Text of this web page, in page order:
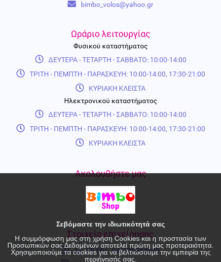
Σεβόμαστε την ιδιωτικότητά σας
Η συμμόρφωση μας στη χρήση Cookies και η προστασία των
Προσωπικών σας Δεδομένων αποτελεί πρώτη μας προτεραιότητα.
Χρησιμοποιούμε τα cookies για να βελτιώσουμε την εμπειρία της
περιήγησής σας.
bimbo_volos@yahoo.gr
Ωράριο λειτουργίας
Φυσικού καταστήματος
ΔΕΥΤΕΡΑ - ΤΕΤΑΡΤΗ - ΣΑΒΒΑΤΟ: 10:00-14:00
ΤΡΙΤΗ - ΠΕΜΠΤΗ - ΠΑΡΑΣΚΕΥΗ: 10:00-14:00, 17:30-21:00
ΚΥΡΙΑΚΗ ΚΛΕΙΣΤΑ
Ηλεκτρονικού καταστήματος
ΔΕΥΤΕΡΑ - ΤΕΤΑΡΤΗ - ΣΑΒΒΑΤΟ: 10:00-14:00
ΤΡΙΤΗ - ΠΕΜΠΤΗ - ΠΑΡΑΣΚΕΥΗ: 10:00-14:00, 17:30-21:00
ΚΥΡΙΑΚΗ ΚΛΕΙΣΤΑ
Ακολουθήστε μας
Στοιχεία επιχείρησης
Αρ. Γ.Ε.ΜΗ.: 049729844000